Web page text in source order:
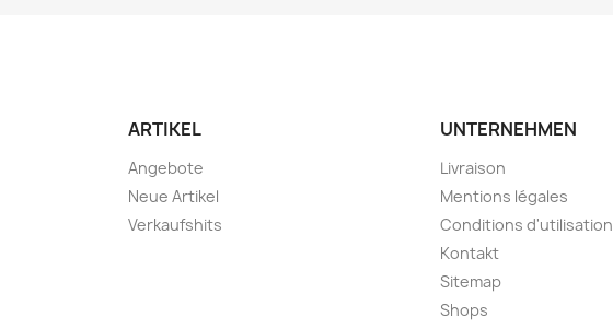
ARTIKEL
Angebote
Neue Artikel
Verkaufshits
UNTERNEHMEN
Livraison
Mentions légales
Conditions d'utilisation
Kontakt
Sitemap
Shops